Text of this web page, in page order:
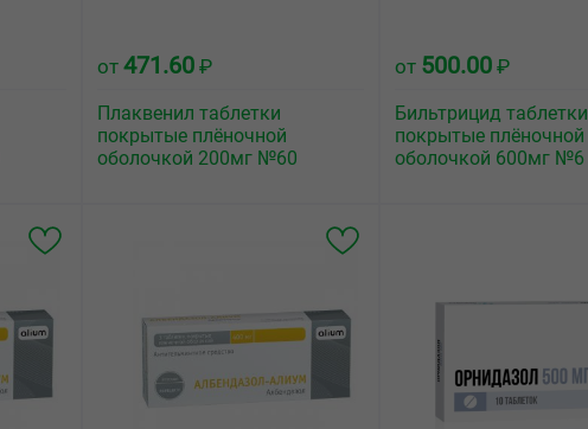
от 471.60 ₽
Плаквенил таблетки
покрытые плёночной
оболочкой 200мг №60
от 500.00 ₽
Бильтрицид таблетки
покрытые плёночной
оболочкой 600мг №6